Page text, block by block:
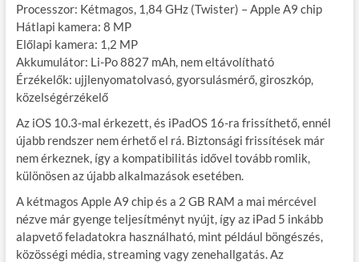
Processzor: Kétmagos, 1,84 GHz (Twister) – Apple A9 chip
Hátlapi kamera: 8 MP
Előlapi kamera: 1,2 MP
Akkumulátor: Li-Po 8827 mAh, nem eltávolítható
Érzékelők: ujjlenyomatolvasó, gyorsulásmérő, giroszkóp,
közelségérzékelő
Az iOS 10.3-mal érkezett, és iPadOS 16-ra frissíthető, ennél
újabb rendszer nem érhető el rá. Biztonsági frissítések már
nem érkeznek, így a kompatibilitás idővel tovább romlik,
különösen az újabb alkalmazások esetében.
A kétmagos Apple A9 chip és a 2 GB RAM a mai mércével
nézve már gyenge teljesítményt nyújt, így az iPad 5 inkább
alapvető feladatokra használható, mint például böngészés,
közösségi média, streaming vagy zenehallgatás. Az